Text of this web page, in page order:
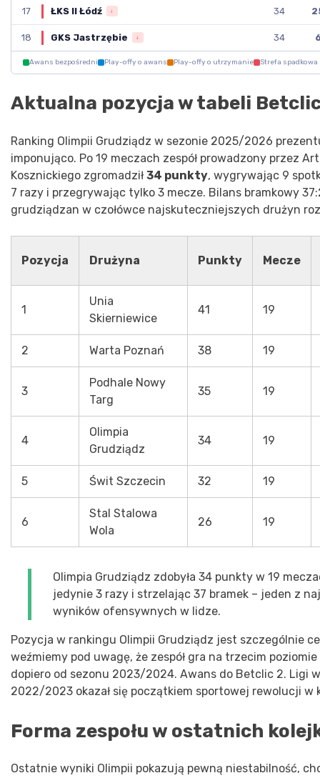
17 ŁKS II Łódź ↓ 34
18 GKS Jastrzębie ↓ 34
Awans bezpośredni Play-offy o awans Play-offy o utrzymanie Strefa spadkowa
Aktualna pozycja w tabeli
Ranking Olimpii Grudziądz w sezonie 2025/2026
imponująco. Po 19 meczach zespół prowadzony przez
Kosznickiego zgromadził 34 punkty, wygrywając 9
7 razy i przegrywając tylko 3 mecze. Bilans bramkowy
grudziądzan w czołówce najskuteczniejszych drużyn
Pozycja Drużyna Punkty Mecze
1
Unia
Skierniewice
41 19
2 Warta Poznań 38 19
3
Podhale Nowy
Targ
35 19
4
Olimpia
Grudziądz
34 19
5 Świt Szczecin 32 19
6
Stal Stalowa
Wola
26 19
Olimpia Grudziądz zdobyła 34 punkty w 19
jedynie 3 razy i strzelając 37 bramek – jeden z
wyników ofensywnych w lidze.
Pozycja w rankingu Olimpii Grudziądz jest szczególnie
weźmiemy pod uwagę, że zespół gra na trzecim
dopiero od sezonu 2023/2024. Awans do Betclic 2. Ligi
2022/2023 okazał się początkiem sportowej rewolucji w
Forma zespołu w ostatnich
Ostatnie wyniki Olimpii pokazują pewną niestabilność,